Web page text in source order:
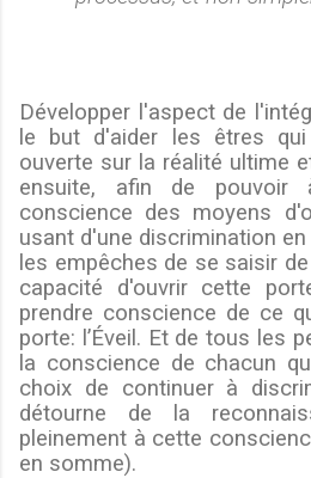
Développer l'aspect de
le but d'aider les êtres
ouverte sur la réalité ultime
ensuite, afin de pouvoir
conscience des moyens
usant d'une discrimination
les empêches de se saisir
capacité d'ouvrir cette
prendre conscience de ce
porte: l’Éveil. Et de tous les
la conscience de chacun
choix de continuer à
détourne de la
pleinement à cette
en somme).